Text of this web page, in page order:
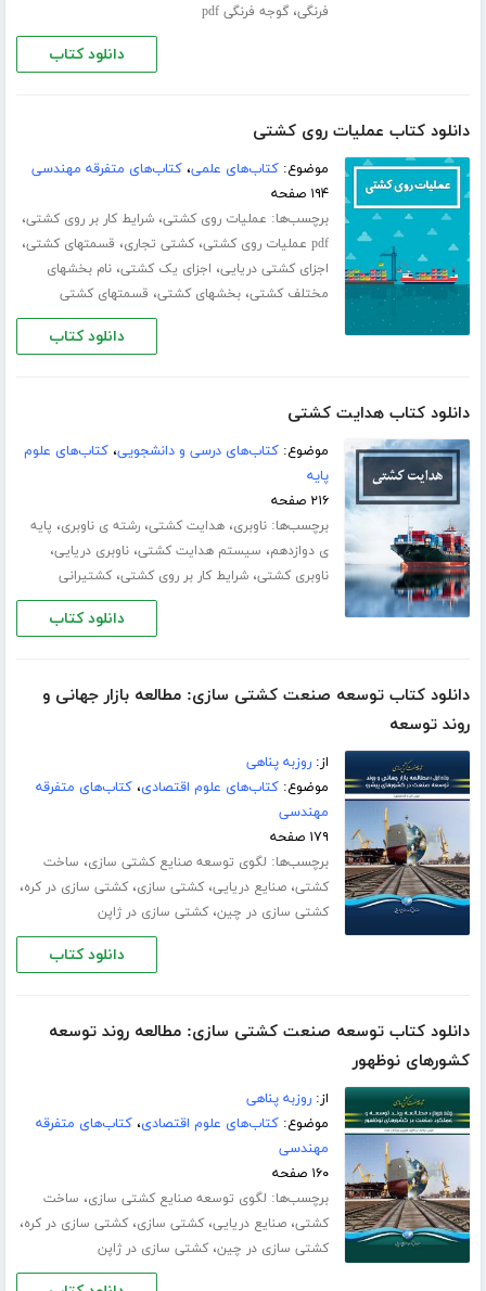
فرنگی،گوجه فرنگی pdf
دانلود کتاب
دانلود کتاب عملیات روی کشتی
موضوع:کتاب‌های علمی،کتاب‌های متفرقه مهندسی
۱۹۴ صفحه
برچسب‌ها: عملیات روی کشتی،شرایط کار بر روی کشتی،
pdf عملیات روی کشتی ،کشتی تجاری، قسمتهای کشتی،
اجزای کشتی دریایی، اجزای یک کشتی،نام بخشهای
مختلف کشتی،بخشهای کشتی، قسمتهای کشتی
دانلود کتاب
دانلود کتاب هدایت کشتی
موضوع:کتاب‌های درسی و دانشجویی،کتاب‌های علوم
پایه
۲۱۶ صفحه
برچسب‌ها:ناوبری،هدایت کشتی،رشته ی ناوبری، پایه
ی دوازدهم، سیستم هدایت کشتی،ناوبری دریایی،
ناوبری کشتی،شرایط کار بر روی کشتی،کشتیرانی
دانلود کتاب
دانلود کتاب توسعه صنعت کشتی سازی: مطالعه بازار جهانی و
روند توسعه
از:روزبه پناهی
موضوع:کتاب‌های علوم اقتصادی،کتاب‌های متفرقه
مهندسی
۱۷۹ صفحه
برچسب‌ها: لگوی توسعه صنایع کشتی‏ سازی، ساخت
کشتی،صنایع دریایی،کشتی سازی،کشتی سازی در کره،
کشتی سازی در چین،کشتی سازی در ژاپن
دانلود کتاب
دانلود کتاب توسعه صنعت کشتی سازی: مطالعه روند توسعه
کشورهای نوظهور
از:روزبه پناهی
موضوع:کتاب‌های علوم اقتصادی،کتاب‌های متفرقه
مهندسی
۱۶۰ صفحه
برچسب‌ها: لگوی توسعه صنایع کشتی‏ سازی، ساخت
کشتی،صنایع دریایی،کشتی سازی،کشتی سازی در کره،
کشتی سازی در چین،کشتی سازی در ژاپن